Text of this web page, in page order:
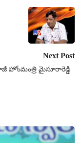
Next Post
హోంమంత్రి మైసూరారెడ్డి